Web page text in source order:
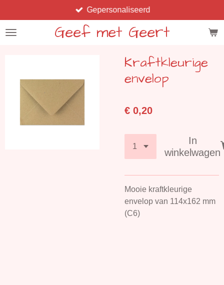
direct
naar
Geef met Geert
Gepersonaliseerd
Kraftkleurige
envelop
€ 0,20
In
winkelwagen
Mooie kraftkleurige
envelop van 114x162 mm
(C6)